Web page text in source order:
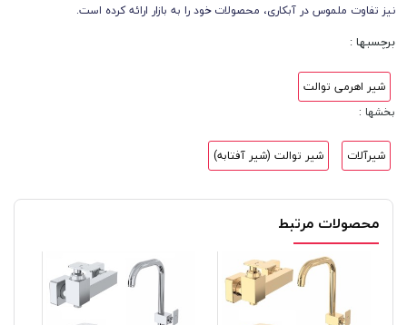
نیز تفاوت ملموس در آبکاری، محصولات خود را به بازار ارائه کرده است.
برچسبها :
شیر اهرمی توالت
بخشها :
شیرآلات شیر توالت (شیر آفتابه)
محصولات مرتبط